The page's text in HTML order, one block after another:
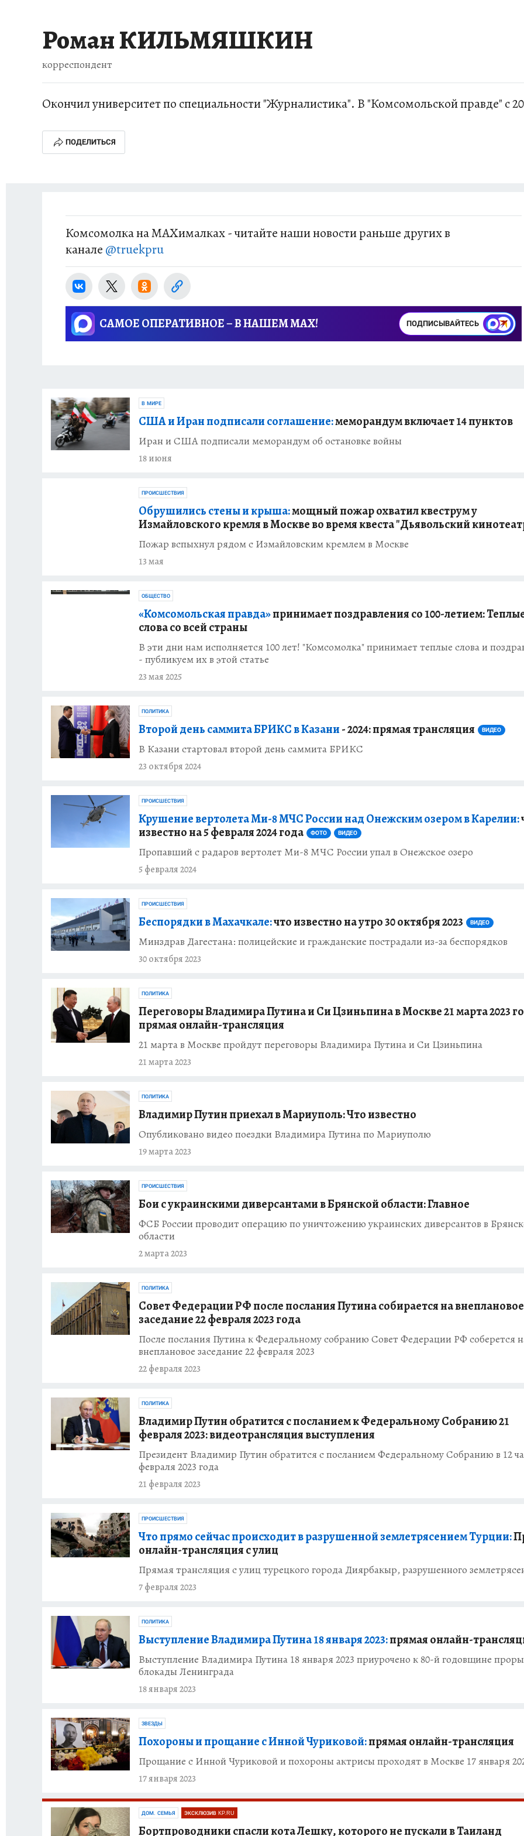
Роман КИЛЬМЯШКИН
корреспондент
Окончил университет по специальности "Журналистика". В "Комсомольской правде" с
ПОДЕЛИТЬСЯ
Комсомолка на MAXималках - читайте наши новости раньше других в
канале @truekpru
САМОЕ ОПЕРАТИВНОЕ – В НАШЕМ MAX! ПОДПИСЫВАЙТЕСЬ
В МИРЕ
США и Иран подписали соглашение:меморандум включает 14 пунктов
Иран и США подписали меморандум об остановке войны
18 июня
ПРОИСШЕСТВИЯ
Обрушились стены и крыша:мощный пожар охватил квеструм у
Измайловского кремля в Москве во время квеста "Дьявольский
Пожар вспыхнул рядом с Измайловским кремлем в Москве
13 мая
ОБЩЕСТВО
«Комсомольская правда»принимает поздравления со 100-летием:
слова со всей страны
В эти дни нам исполняется 100 лет! "Комсомолка" принимает теплые слова и
- публикуем их в этой статье
23 мая 2025
ПОЛИТИКА
Второй день саммита БРИКС в Казани- 2024: прямая трансляция ВИДЕО
В Казани стартовал второй день саммита БРИКС
23 октября 2024
ПРОИСШЕСТВИЯ
Крушение вертолета Ми-8 МЧС России над Онежским озером в Карелии:
известно на 5 февраля 2024 года
ФОТО ВИДЕО
Пропавший с радаров вертолет Ми-8 МЧС России упал в Онежское озеро
5 февраля 2024
ПРОИСШЕСТВИЯ
Беспорядки в Махачкале:что известно на утро 30 октября 2023 ВИДЕО
Минздрав Дагестана: полицейские и гражданские пострадали из-за беспорядков
30 октября 2023
ПОЛИТИКА
Переговоры Владимира Путина и Си Цзиньпина в Москве 21 марта 2023
прямая онлайн-трансляция
21 марта в Москве пройдут переговоры Владимира Путина и Си Цзиньпина
21 марта 2023
ПОЛИТИКА
Владимир Путин приехал в Мариуполь: Что известно
Опубликовано видео поездки Владимира Путина по Мариуполю
19 марта 2023
ПРОИСШЕСТВИЯ
Бои с украинскими диверсантами в Брянской области: Главное
ФСБ России проводит операцию по уничтожению украинских диверсантов в
области
2 марта 2023
ПОЛИТИКА
Совет Федерации РФ после послания Путина собирается на внеплановое
заседание 22 февраля 2023 года
После послания Путина к Федеральному собранию Совет Федерации РФ соберется
внеплановое заседание 22 февраля 2023
22 февраля 2023
ПОЛИТИКА
Владимир Путин обратится с посланием к Федеральному Собранию 21
февраля 2023: видеотрансляция выступления
Президент Владимир Путин обратится с посланием Федеральному Собранию в 12
февраля 2023 года
21 февраля 2023
ПРОИСШЕСТВИЯ
Что прямо сейчас происходит в разрушенной землетрясением Турции:
онлайн-трансляция с улиц
Прямая трансляция с улиц турецкого города Диярбакыр, разрушенного
7 февраля 2023
ПОЛИТИКА
Выступление Владимира Путина 18 января 2023:прямая онлайн-
Выступление Владимира Путина 18 января 2023 приурочено к 80-й годовщине
блокады Ленинграда
18 января 2023
ЗВЕЗДЫ
Похороны и прощание с Инной Чуриковой:прямая онлайн-трансляция
Прощание с Инной Чуриковой и похороны актрисы проходят в Москве 17 января
17 января 2023
ДОМ. СЕМЬЯ ЭКСКЛЮЗИВ KP.RU
Бортпроводники спасли кота Лешку, которого не пускали в Таиланд